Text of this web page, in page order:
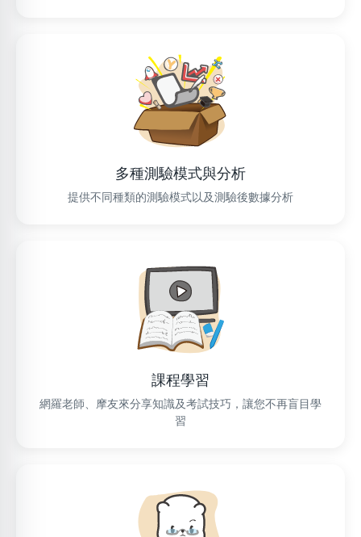
多種測驗模式與分析
提供不同種類的測驗模式以及測驗後數據分析
課程學習
網羅老師、摩友來分享知識及考試技巧，讓您不再盲目學
習